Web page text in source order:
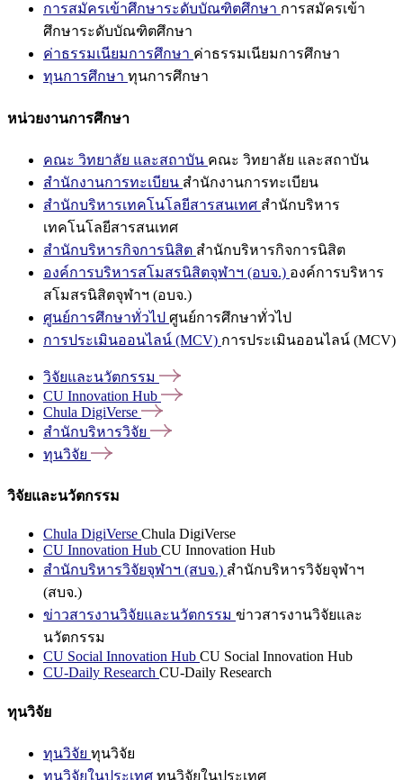
การสมัครเข้าศึกษาระดับบัณฑิตศึกษา การสมัครเข้า
ศึกษาระดับบัณฑิตศึกษา
ค่าธรรมเนียมการศึกษา ค่าธรรมเนียมการศึกษา
ทุนการศึกษา ทุนการศึกษา
หน่วยงานการศึกษา
คณะ วิทยาลัย และสถาบัน คณะ วิทยาลัย และสถาบัน
สำนักงานการทะเบียน สำนักงานการทะเบียน
สำนักบริหารเทคโนโลยีสารสนเทศ สำนักบริหาร
เทคโนโลยีสารสนเทศ
สำนักบริหารกิจการนิสิต สำนักบริหารกิจการนิสิต
องค์การบริหารสโมสรนิสิตจุฬาฯ (อบจ.) องค์การบริหาร
สโมสรนิสิตจุฬาฯ (อบจ.)
ศูนย์การศึกษาทั่วไป ศูนย์การศึกษาทั่วไป
การประเมินออนไลน์ (MCV) การประเมินออนไลน์ (MCV)
วิจัยและนวัตกรรม
CU Innovation Hub
Chula DigiVerse
สำนักบริหารวิจัย
ทุนวิจัย
วิจัยและนวัตกรรม
Chula DigiVerse Chula DigiVerse
CU Innovation Hub CU Innovation Hub
สำนักบริหารวิจัยจุฬาฯ (สบจ.) สำนักบริหารวิจัยจุฬาฯ
(สบจ.)
ข่าวสารงานวิจัยและนวัตกรรม ข่าวสารงานวิจัยและ
นวัตกรรม
CU Social Innovation Hub CU Social Innovation Hub
CU-Daily Research CU-Daily Research
ทุนวิจัย
ทุนวิจัย ทุนวิจัย
ทุนวิจัยในประเทศ ทุนวิจัยในประเทศ